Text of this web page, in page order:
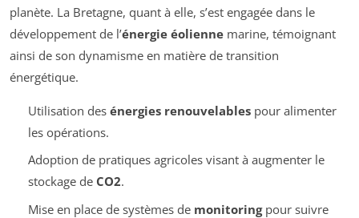
planète. La Bretagne, quant à elle, s’est engagée dans le
développement de l’énergie éolienne marine, témoignant
ainsi de son dynamisme en matière de transition
énergétique.
Utilisation des énergies renouvelablespour alimenter
les opérations.
Adoption de pratiques agricoles visant à augmenter le
stockage de CO2.
Mise en place de systèmes de monitoringpour suivre